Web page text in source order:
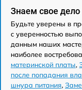
Знаем свое дело
Будьте уверены в
с уверенностью
данным наших
наиболее
материнской платы,
после попадания
шнура питания,